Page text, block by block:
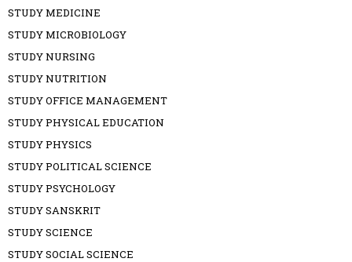
STUDY MEDICINE
STUDY MICROBIOLOGY
STUDY NURSING
STUDY NUTRITION
STUDY OFFICE MANAGEMENT
STUDY PHYSICAL EDUCATION
STUDY PHYSICS
STUDY POLITICAL SCIENCE
STUDY PSYCHOLOGY
STUDY SANSKRIT
STUDY SCIENCE
STUDY SOCIAL SCIENCE